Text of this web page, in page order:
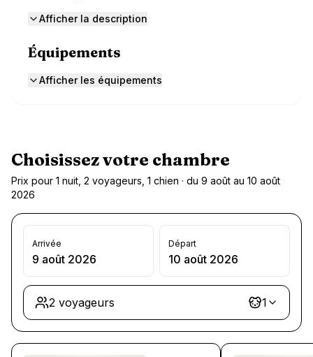
Afficher la description
Équipements
Afficher les équipements
Choisissez votre chambre
Prix pour 1 nuit, 2 voyageurs, 1 chien · du 9 août au 10 août
2026
Arrivée
9 août 2026
Départ
10 août 2026
2 voyageurs 1
Chargement des chambres et des formules…